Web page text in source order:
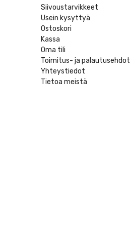
Siivoustarvikkeet
Usein kysyttyä
Ostoskori
Kassa
Oma tili
Toimitus- ja palautusehdot
Yhteystiedot
Tietoa meistä